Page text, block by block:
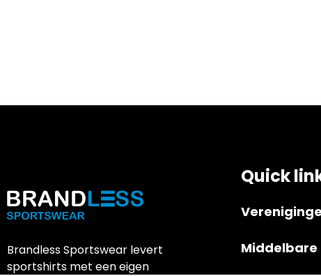
Brandless Sportswear levert
sportshirts met een eigen
Quick
Middelbare